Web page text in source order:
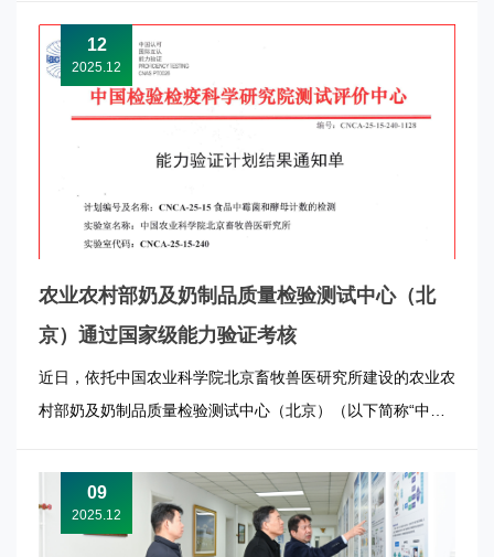
话，期刊中心主任孟培主持活动。 唐湘方充分肯定了期刊中
心旗下《Animal Research and One Health (A...
12
2025.12
农业农村部奶及奶制品质量检验测试中心（北
京）通过国家级能力验证考核
近日，依托中国农业科学院北京畜牧兽医研究所建设的农业农
村部奶及奶制品质量检验测试中心（北京）（以下简称“中
力验证考核。 霉菌和酵母是影响食品质量安全的重要指标。
霉菌和酵母的精准检测，对于保障乳制品质量安全具有重要意
义。中心作为奶及奶制品...
09
2025.12